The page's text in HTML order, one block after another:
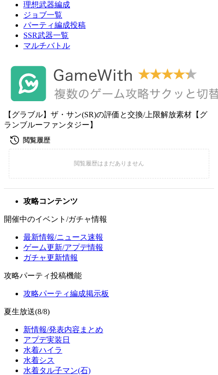
理想武器編成
ジョブ一覧
パーティ編成投稿
SSR武器一覧
マルチバトル
【グラブル】ザ・サン(SR)の評価と交換/上限解放素材【グ
ランブルーファンタジー】
攻略コンテンツ
開催中のイベント/ガチャ情報
最新情報/ニュース速報
ゲーム更新/アプデ情報
ガチャ更新情報
攻略パーティ投稿機能
攻略パーティ編成掲示板
夏生放送(8/8)
新情報/発表内容まとめ
アプデ実装日
水着ハイラ
水着シス
水着タル子マン(石)